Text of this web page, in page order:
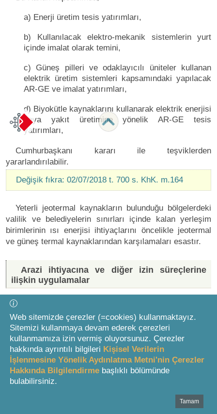
a) Enerji üretim tesis yatırımları,
b) Kullanılacak elektro-mekanik sistemlerin yurt
içinde imalat olarak temini,
c) Güneş pilleri ve odaklayıcılı üniteler kullanan
elektrik üretim sistemleri kapsamındaki yapılacak
AR-GE ve imalat yatırımları,
d) Biyokütle kaynaklarını kullanarak elektrik enerjisi
veya yakıt üretimine yönelik AR-GE tesis
yatırımları,
Cumhurbaşkanı kararı ile teşviklerden
yararlandırılabilir.
Değişik fıkra: 02/07/2018 t. 700 s. KhK. m.164
Yeterli jeotermal kaynakların bulunduğu bölgelerdeki
valilik ve belediyelerin sınırları içinde kalan yerleşim
birimlerinin ısı enerjisi ihtiyaçlarını öncelikle jeotermal
ve güneş termal kaynaklarından karşılamaları esastır.
Arazi ihtiyacına ve diğer izin süreçlerine
ilişkin uygulamalar
Değişik kenar başlığı: 19/07/2025 t. 7554 s. K. m.15
MADDE 8
Değişik madde: 09/07/2008 t. 5784 s. K. m.23
Orman vasıflı olan veya Hazinenin özel mülkiyetinde
ya da Devletin hüküm ve tasarrufu altında bulunan
taşınmazlardan bu Kanun kapsamındaki yenilenebilir
Web sitemizde çerezler (=cookies) kullanmaktayız.
Sitemizi kullanmaya devam ederek çerezleri
kullanmamıza izin vermiş oluyorsunuz. Çerezler
hakkında ayrıntılı bilgileri Kişisel Verilerin
İşlenmesine Yönelik Aydınlatma Metni'nin Çerezler
Hakkında Bilgilendirme başlıklı bölümünde
bulabilirsiniz.
Tamam